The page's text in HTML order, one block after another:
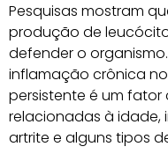
Pesquisas mostram
produção de
defender o
inflamação crônica
persistente é um
relacionadas à
artrite e alguns tipos